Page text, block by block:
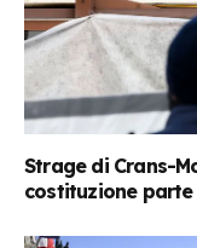
Strage di Crans-
costituzione